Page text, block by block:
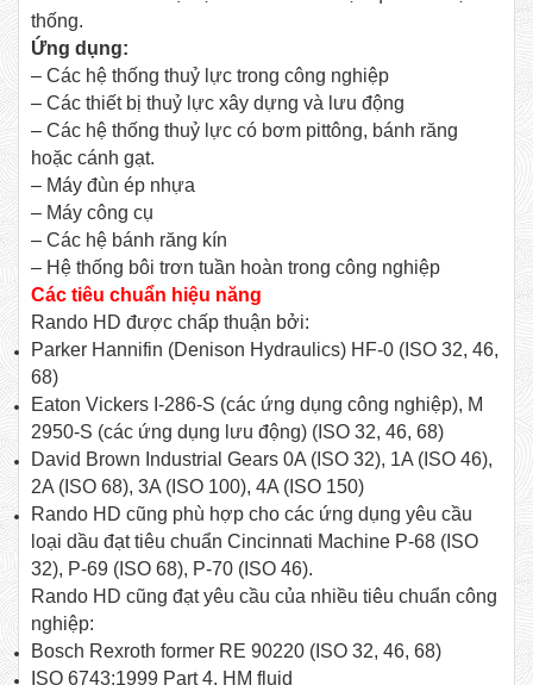
thống.
Ứng dụng:
– Các hệ thống thuỷ lực trong công nghiệp
– Các thiết bị thuỷ lực xây dựng và lưu động
– Các hệ thống thuỷ lực có bơm pittông, bánh răng
hoặc cánh gạt.
– Máy đùn ép nhựa
– Máy công cụ
– Các hệ bánh răng kín
– Hệ thống bôi trơn tuần hoàn trong công nghiệp
Các tiêu chuẩn hiệu năng
Rando HD được chấp thuận bởi:
Parker Hannifin (Denison Hydraulics) HF-0 (ISO 32, 46,
68)
Eaton Vickers I-286-S (các ứng dụng công nghiệp), M
2950-S (các ứng dụng lưu động) (ISO 32, 46, 68)
David Brown Industrial Gears 0A (ISO 32), 1A (ISO 46),
2A (ISO 68), 3A (ISO 100), 4A (ISO 150)
Rando HD cũng phù hợp cho các ứng dụng yêu cầu
loại dầu đạt tiêu chuẩn Cincinnati Machine P-68 (ISO
32), P-69 (ISO 68), P-70 (ISO 46).
Rando HD cũng đạt yêu cầu của nhiều tiêu chuẩn công
nghiệp:
Bosch Rexroth former RE 90220 (ISO 32, 46, 68)
ISO 6743:1999 Part 4, HM fluid